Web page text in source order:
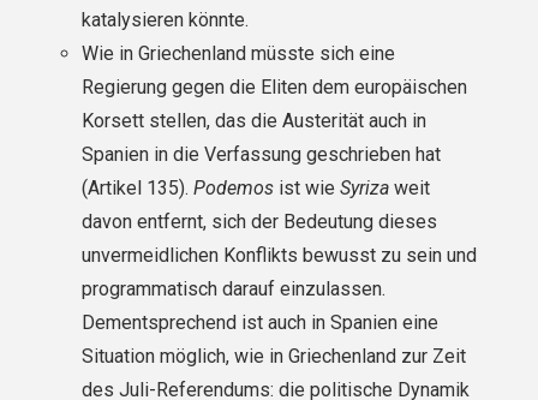
katalysieren könnte.
Wie in Griechenland müsste sich eine
Regierung gegen die Eliten dem europäischen
Korsett stellen, das die Austerität auch in
Spanien in die Verfassung geschrieben hat
(Artikel 135). Podemosist wie Syrizaweit
davon entfernt, sich der Bedeutung dieses
unvermeidlichen Konflikts bewusst zu sein und
programmatisch darauf einzulassen.
Dementsprechend ist auch in Spanien eine
Situation möglich, wie in Griechenland zur Zeit
des Juli-Referendums: die politische Dynamik